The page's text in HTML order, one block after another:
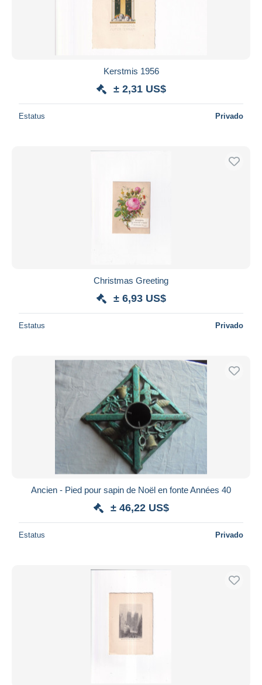
Kerstmis 1956
± 2,31 US$
Estatus Privado
Christmas Greeting
± 6,93 US$
Estatus Privado
Ancien - Pied pour sapin de Noël en fonte Années 40
± 46,22 US$
Estatus Privado